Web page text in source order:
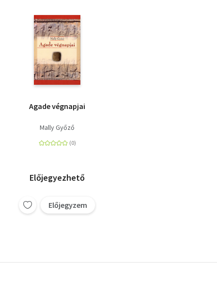
Társadalomtudomány
Természettudomány
Agade végnapjai
Mally Győző
Előjegyezhető
Előjegyzem